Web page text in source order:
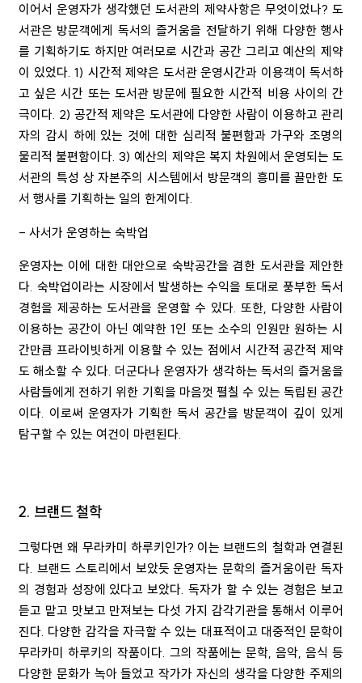
이어서 운영자가 생각했던 도서관의 제약사항은 무엇이었나? 도
서관은 방문객에게 독서의 즐거움을 전달하기 위해 다양한 행사
를 기획하기도 하지만 여러모로 시간과 공간 그리고 예산의 제약
이 있었다. 1) 시간적 제약은 도서관 운영시간과 이용객이 독서하
고 싶은 시간 또는 도서관 방문에 필요한 시간적 비용 사이의 간
극이다. 2)공간적 제약은 도서관에 다양한 사람이 이용하고 관리
자의 감시 하에 있는 것에 대한 심리적 불편함과 가구와 조명의
물리적 불편함이다. 3)예산의 제약은 복지 차원에서 운영되는 도
서관의 특성 상 자본주의 시스템에서 방문객의 흥미를 끌만한 도
서 행사를 기획하는 일의 한계이다.
- 사서가 운영하는 숙박업
운영자는 이에 대한 대안으로 숙박공간을 겸한 도서관을 제안한
다. 숙박업이라는 시장에서 발생하는 수익을 토대로 풍부한 독서
경험을 제공하는 도서관을 운영할 수 있다. 또한, 다양한 사람이
이용하는 공간이 아닌 예약한1인 또는 소수의 인원만 원하는 시
간만큼 프라이빗하게 이용할 수 있는 점에서 시간적 공간적 제약
도 해소할 수 있다. 더군다나 운영자가 생각하는 독서의 즐거움을
사람들에게 전하기 위한 기획을 마음껏 펼칠 수 있는 독립된 공간
이다. 이로써 운영자가 기획한 독서 공간을 방문객이 깊이 있게
탐구할 수 있는 여건이 마련된다.
2. 브랜드 철학
그렇다면 왜 무라카미 하루키인가? 이는 브랜드의 철학과 연결된
다. 브랜드 스토리에서 보았듯 운영자는 문학의 즐거움이란 독자
의 경험과 성장에 있다고 보았다.독자가 할 수 있는 경험은 보고
듣고 맡고 맛보고 만져보는 다섯 가지 감각기관을 통해서 이루어
진다. 다양한 감각을 자극할 수 있는 대표적이고 대중적인 문학이
무라카미 하루키의 작품이다. 그의 작품에는 문학, 음악, 음식 등
다양한 문화가 녹아 들었고 작가가 자신의 생각을 다양한 주제의